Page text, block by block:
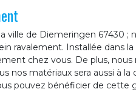
ville de Diemeringen 67430 ;
ravalement. Installée dans la
chez vous. De plus, nous
nos matériaux sera aussi à la
pouvez bénéficier de cette